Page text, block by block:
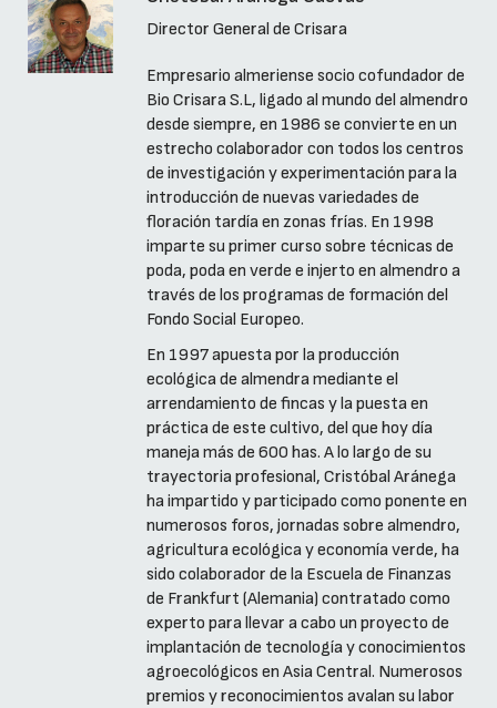
Director General de Crisara
Empresario almeriense socio cofundador de
Bio Crisara S.L, ligado al mundo del almendro
desde siempre, en 1986 se convierte en un
estrecho colaborador con todos los centros
de investigación y experimentación para la
introducción de nuevas variedades de
floración tardía en zonas frías. En 1998
imparte su primer curso sobre técnicas de
poda, poda en verde e injerto en almendro a
través de los programas de formación del
Fondo Social Europeo.
En 1997 apuesta por la producción
ecológica de almendra mediante el
arrendamiento de fincas y la puesta en
práctica de este cultivo, del que hoy día
maneja más de 600 has. A lo largo de su
trayectoria profesional, Cristóbal Aránega
ha impartido y participado como ponente en
numerosos foros, jornadas sobre almendro,
agricultura ecológica y economía verde, ha
sido colaborador de la Escuela de Finanzas
de Frankfurt (Alemania) contratado como
experto para llevar a cabo un proyecto de
implantación de tecnología y conocimientos
agroecológicos en Asia Central. Numerosos
premios y reconocimientos avalan su labor